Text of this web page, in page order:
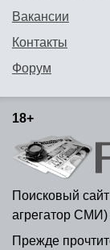
Вакансии
Контакты
Форум
18+
Поисковый
агрегатор СМИ)
Прежде